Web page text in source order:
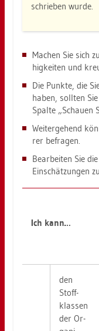
schrie­ben wurde.
Ma­chen Sie sich
hig­kei­ten und
Die Punk­te, die
haben, soll­ten
Spal­te „Schau­en
Wei­ter­ge­hend
rer be­fra­gen.
Be­ar­bei­ten Sie
Ein­schät­zun­gen
Ich kann…
den
Stoff­
klas­sen
der Or­